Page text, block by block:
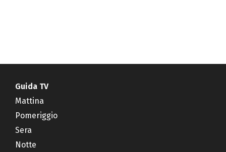
Guida TV
Mattina
Pomeriggio
Sera
Notte